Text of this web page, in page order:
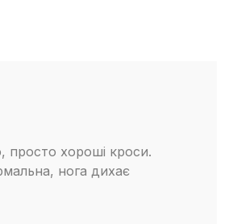
просто хороші кроси.
нога дихає